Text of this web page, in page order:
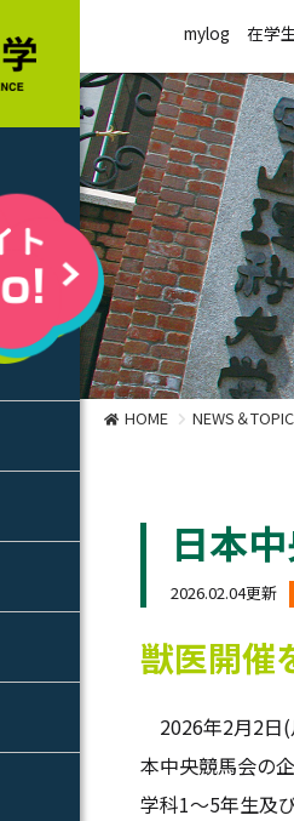
mylog 在学
HOME NEWS＆
日本
2026.02.04更新
獣医開催
2026年2月2日(
本中央競馬会の
学科1～5年生及